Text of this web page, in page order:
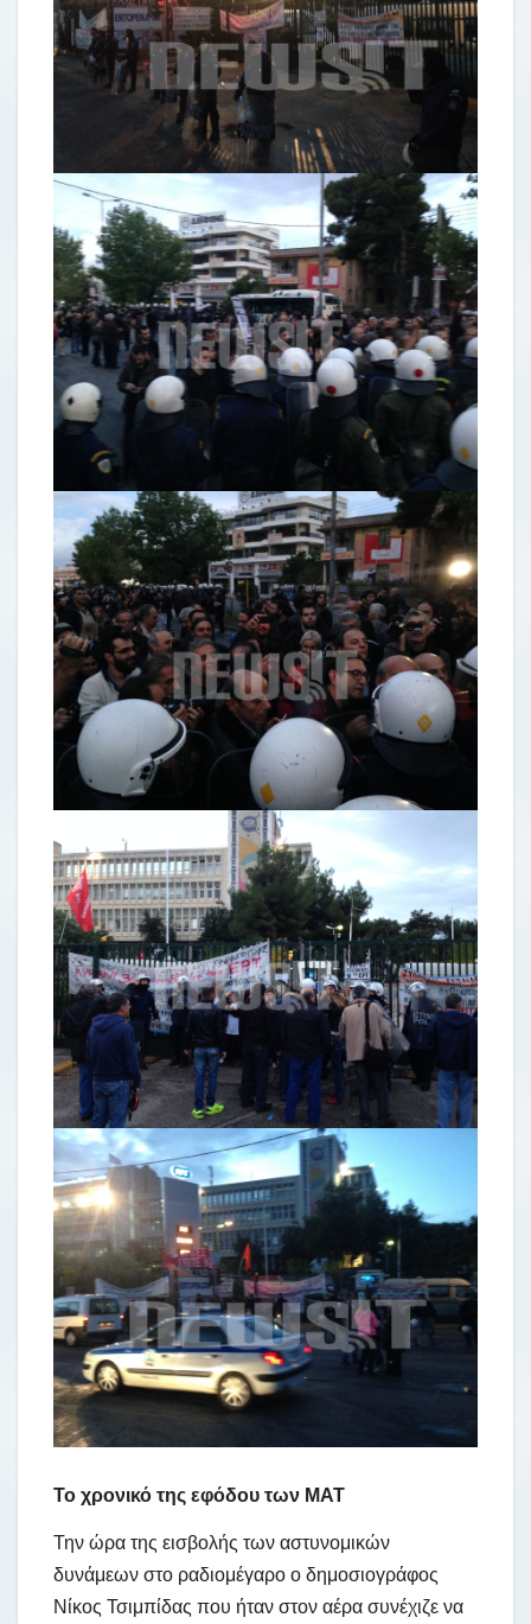
Το χρονικό της εφόδου των ΜΑΤ
Την ώρα της εισβολής των αστυνομικών
δυνάμεων στο ραδιομέγαρο ο δημοσιογράφος
Νίκος Τσιμπίδας που ήταν στον αέρα συνέχιζε να